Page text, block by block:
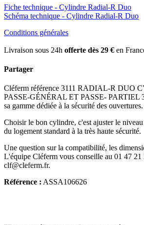
Fiche technique - Cylindre Radial-R Duo
Schéma technique - Cylindre Radial-R Duo
Conditions générales
Livraison sous 24h offerte dès 29 € en
Partager
Cléferm référence 3111 RADIAL-R DUO
PASSE-GÉNÉRAL ET PASSE- PARTIEL
sa gamme dédiée à la sécurité des ouvertures.
Choisir le bon cylindre, c'est ajuster le
du logement standard à la très haute sécurité.
Une question sur la compatibilité, les
L'équipe Cléferm vous conseille au 01 47 21
clf@cleferm.fr.
Référence : ASSA106626